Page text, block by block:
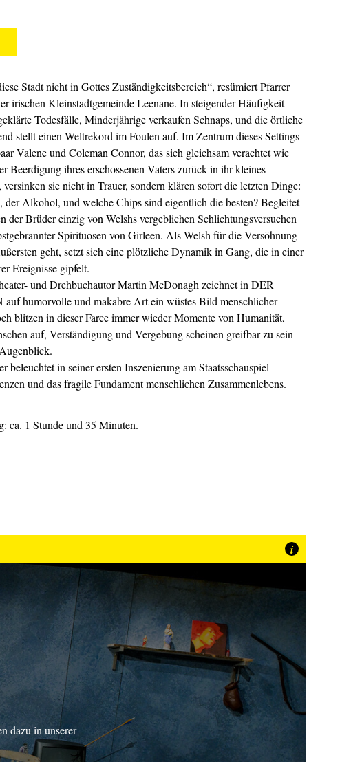
Stadt nicht in Gottes Zuständigkeitsbereich“, resümiert Pfarrer
irischen Kleinstadtgemeinde Leenane. In steigender Häufigkeit
Todesfälle, Minderjährige verkaufen Schnaps, und die örtliche
stellt einen Weltrekord im Foulen auf. Im Zentrum dieses Settings
Valene und Coleman Connor, das sich gleichsam verachtet wie
Beerdigung ihres erschossenen Vaters zurück in ihr kleines
sie nicht in Trauer, sondern klären sofort die letzten Dinge:
der Alkohol, und welche Chips sind eigentlich die besten? Begleitet
der Brüder einzig von Welshs vergeblichen Schlichtungsversuchen
Spirituosen von Girleen. Als Welsh für die Versöhnung
geht, setzt sich eine plötzliche Dynamik in Gang, die in einer
Ereignisse gipfelt.
und Drehbuchautor Martin McDonagh zeichnet in DER
humorvolle und makabre Art ein wüstes Bild menschlicher
blitzen in dieser Farce immer wieder Momente von Humanität,
auf, Verständigung und Vergebung scheinen greifbar zu sein –
beleuchtet in seiner ersten Inszenierung am Staatsschauspiel
und das fragile Fundament menschlichen Zusammenlebens.
ca. 1 Stunde und 35 Minuten.
dazu in unserer
i